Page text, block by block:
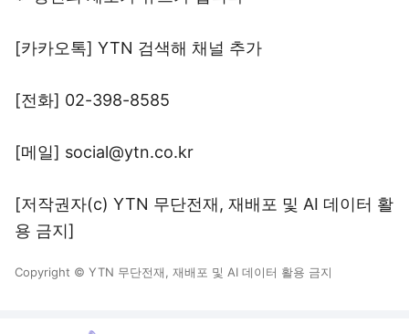
[카카오톡] YTN 검색해 채널 추가
[전화] 02-398-8585
[메일] social@ytn.co.kr
[저작권자(c) YTN 무단전재, 재배포 및 AI 데이터 활
용 금지]
Copyright © YTN 무단전재, 재배포 및 AI 데이터 활용 금지